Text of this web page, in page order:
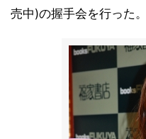
売中)の握手会を行った。